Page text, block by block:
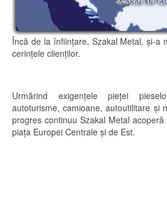
Încă de la înfiinţare, Szakal Metal, şi-a
cerinţele clienţilor.
Urmărind exigenţele pieţei
autoturisme, camioane, autoutilitare şi
progres continuu Szakal Metal
piaţa Europei Centrale şi de Est.